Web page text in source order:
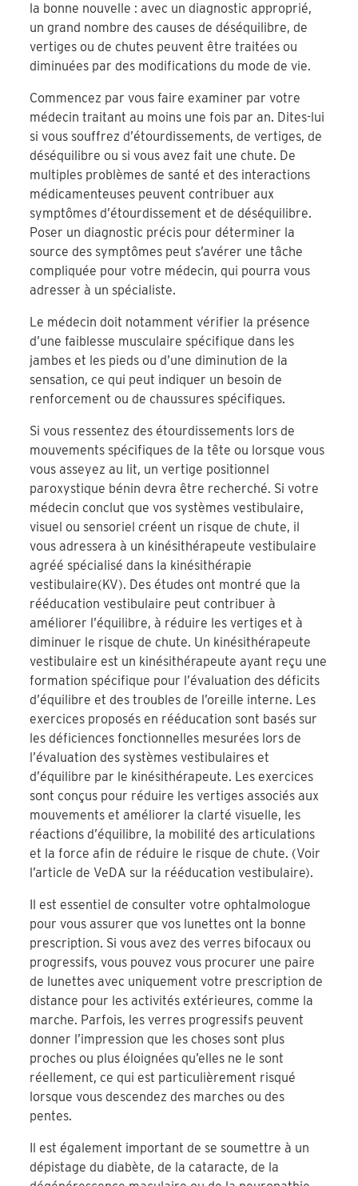
la bonne nouvelle : avec un diagnostic approprié,
un grand nombre des causes de déséquilibre, de
vertiges ou de chutes peuvent être traitées ou
diminuées par des modifications du mode de vie.
Commencez par vous faire examiner par votre
médecin traitant au moins une fois par an. Dites-lui
si vous souffrez d’étourdissements, de vertiges, de
déséquilibre ou si vous avez fait une chute. De
multiples problèmes de santé et des interactions
médicamenteuses peuvent contribuer aux
symptômes d’étourdissement et de déséquilibre.
Poser un diagnostic précis pour déterminer la
source des symptômes peut s’avérer une tâche
compliquée pour votre médecin, qui pourra vous
adresser à un spécialiste.
Le médecin doit notamment vérifier la présence
d’une faiblesse musculaire spécifique dans les
jambes et les pieds ou d’une diminution de la
sensation, ce qui peut indiquer un besoin de
renforcement ou de chaussures spécifiques.
Si vous ressentez des étourdissements lors de
mouvements spécifiques de la tête ou lorsque vous
vous asseyez au lit, un vertige positionnel
paroxystique bénin devra être recherché. Si votre
médecin conclut que vos systèmes vestibulaire,
visuel ou sensoriel créent un risque de chute, il
vous adressera à un kinésithérapeute vestibulaire
agréé spécialisé dans la kinésithérapie
vestibulaire(KV). Des études ont montré que la
rééducation vestibulaire peut contribuer à
améliorer l’équilibre, à réduire les vertiges et à
diminuer le risque de chute. Un kinésithérapeute
vestibulaire est un kinésithérapeute ayant reçu une
formation spécifique pour l’évaluation des déficits
d’équilibre et des troubles de l’oreille interne. Les
exercices proposés en rééducation sont basés sur
les déficiences fonctionnelles mesurées lors de
l’évaluation des systèmes vestibulaires et
d’équilibre par le kinésithérapeute. Les exercices
sont conçus pour réduire les vertiges associés aux
mouvements et améliorer la clarté visuelle, les
réactions d’équilibre, la mobilité des articulations
et la force afin de réduire le risque de chute. (Voir
l’article de VeDA sur la rééducation vestibulaire).
Il est essentiel de consulter votre ophtalmologue
pour vous assurer que vos lunettes ont la bonne
prescription. Si vous avez des verres bifocaux ou
progressifs, vous pouvez vous procurer une paire
de lunettes avec uniquement votre prescription de
distance pour les activités extérieures, comme la
marche. Parfois, les verres progressifs peuvent
donner l’impression que les choses sont plus
proches ou plus éloignées qu’elles ne le sont
réellement, ce qui est particulièrement risqué
lorsque vous descendez des marches ou des
pentes.
Il est également important de se soumettre à un
dépistage du diabète, de la cataracte, de la